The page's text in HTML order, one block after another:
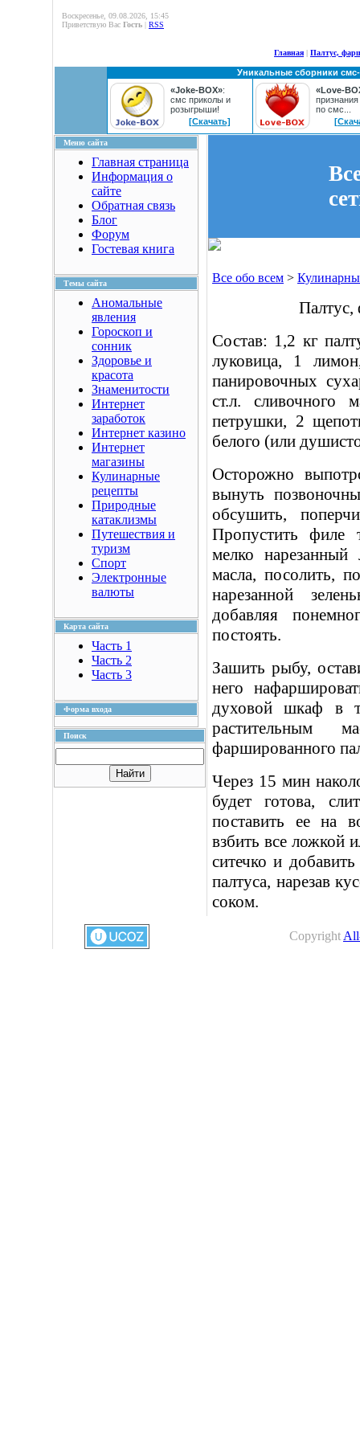
Воскресенье, 09.08.2026, 15:45
Приветствую Вас Гость | RSS
Главная | Палтус,
Уникальные сборники
«Joke-BOX»:
смс приколы и
розыгрыши!
[Скачать]
«Love-
по смс...
Меню сайта
Главная страница
Информация о
сайте
Обратная связь
Блог
Форум
Гостевая книга
Темы сайта
Аномальные
явления
Гороскоп и
сонник
Здоровье и
красота
Знаменитости
Интернет
заработок
Интернет казино
Интернет
магазины
Кулинарные
рецепты
Природные
катаклизмы
Путешествия и
туризм
Спорт
Электронные
валюты
Карта сайта
Часть 1
Часть 2
Часть 3
Форма входа
Поиск
Все обо всем >
Палтус,
Состав: 1,2 кг
луковица, 1
панировочных
ст.л. сливочного
петрушки, 2
белого (или
Осторожно
вынуть
обсушить,
Пропустить филе
мелко
масла, посолить,
нарезанной
добавляя
постоять.
Зашить рыбу,
него
духовой шкаф в
фаршированного
Через 15 мин
будет готова,
поставить ее на
взбить все ложкой
ситечко и
палтуса, нарезав
соком.
Copyright